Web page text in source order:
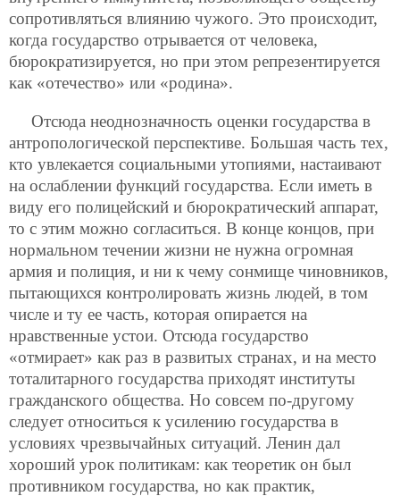
сопротивляться влиянию чужого. Это происходит,
когда государство отрывается от человека,
бюрократизируется, но при этом репрезентируется
как «отечество» или «родина».
Отсюда неоднозначность оценки государства в
антропологической перспективе. Большая часть тех,
кто увлекается социальными утопиями, настаивают
на ослаблении функций государства. Если иметь в
виду его полицейский и бюрократический аппарат,
то с этим можно согласиться. В конце концов, при
нормальном течении жизни не нужна огромная
армия и полиция, и ни к чему сонмище чиновников,
пытающихся контролировать жизнь людей, в том
числе и ту ее часть, которая опирается на
нравственные устои. Отсюда государство
«отмирает» как раз в развитых странах, и на место
тоталитарного государства приходят институты
гражданского общества. Но совсем по-другому
следует относиться к усилению государства в
условиях чрезвычайных ситуаций. Ленин дал
хороший урок политикам: как теоретик он был
противником государства, но как практик,